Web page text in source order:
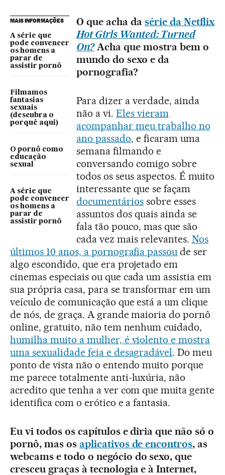
MAIS INFORMAÇÕES
A série que
pode convencer
os homens a
parar de
assistir pornô
Filmamos
fantasias
sexuais
(descubra o
porquê aqui)
O pornô como
educação
sexual
A série que
pode convencer
os homens a
parar de
assistir pornô
O que acha da série da Netflix
Hot Girls Wanted: Turned
On?Acha que mostra bem o
mundo do sexo e da
pornografia?
Para dizer a verdade, ainda
não a vi. Eles vieram
acompanhar meu trabalho no
ano passado, e ficaram uma
semana filmando e
conversando comigo sobre
todos os seus aspectos. É muito
interessante que se façam
documentáriossobre esses
assuntos dos quais ainda se
fala tão pouco, mas que são
cada vez mais relevantes. Nos
últimos 10 anos, a pornografia passou de ser
algo escondido, que era projetado em
cinemas especiais ou que cada um assistia em
sua própria casa, para se transformar em um
veículo de comunicação que está a um clique
de nós, de graça. A grande maioria do pornô
online, gratuito, não tem nenhum cuidado,
humilha muito a mulher, é violento e mostra
uma sexualidade feia e desagradável. Do meu
ponto de vista não o entendo muito porque
me parece totalmente anti-luxúria, não
acredito que tenha a ver com que muita gente
identifica com o erótico e a fantasia.
Eu vi todos os capítulos e diria que não só o
pornô, mas os aplicativos de encontros, as
webcams e todo o negócio do sexo, que
cresceu graças à tecnologia e à Internet,